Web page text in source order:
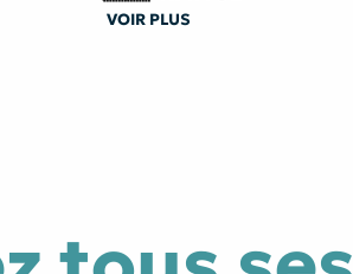
VOIR PLUS